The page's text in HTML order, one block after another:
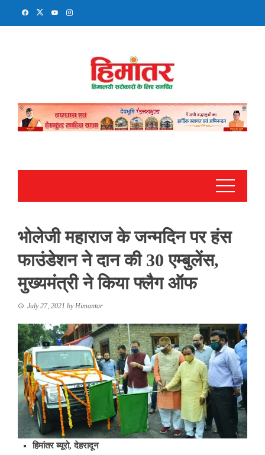
भोलेजी महाराज के जन्मदिन पर हंस
फाउंडेशन ने दान की 30 एम्बुलेंस,
मुख्यमंत्री ने किया फ्लैग ऑफ
July 27, 2021 byHimantar
हिमांतर ब्‍यूरो, देहरादून